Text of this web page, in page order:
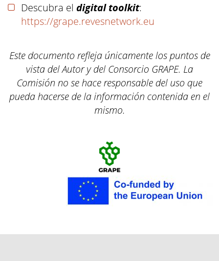
Descubra el digital toolkit:
https://grape.revesnetwork.eu
Este documento refleja únicamente los puntos de
vista del Autor y del Consorcio GRAPE. La
Comisión no se hace responsable del uso que
pueda hacerse de la información contenida en el
mismo.